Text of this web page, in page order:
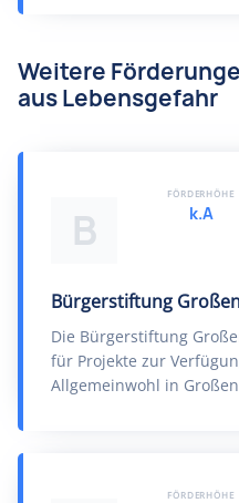
Weitere
aus Lebensgefahr
B
Bürgerstiftung
Die Bürgerstiftung
für Projekte zur
Allgemeinwohl in
FÖRDERHÖHE
k.A
FÖRDERHÖHE